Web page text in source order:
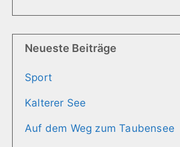
Neueste Beiträge
Sport
Kalterer See
Auf dem Weg zum Taubensee